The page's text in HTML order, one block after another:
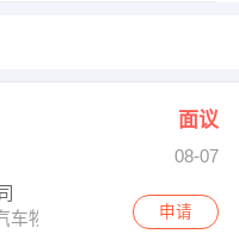
] 招聘信息
聘信息
【贵州家诚源生阁医药连锁有限公司 】 强势入驻
面议
08-07
车物流园二期
申请